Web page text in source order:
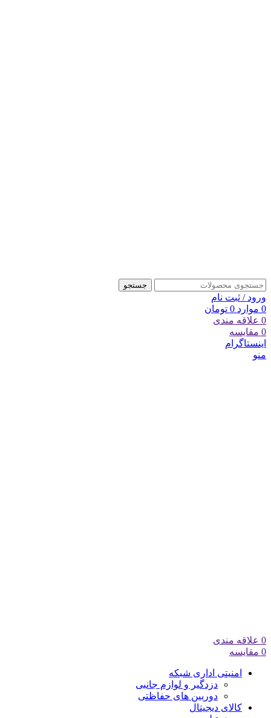
جستجو
ورود / ثبت نام
0 موارد 0 تومان
0 علاقه مندی
0 مقایسه
اینستاگرام
منو
0 علاقه مندی
0 مقایسه
امنیتی اداری شبکه
دزدگیر و لوازم جانبی
دوربین های حفاظتی
کالای دیجیتال